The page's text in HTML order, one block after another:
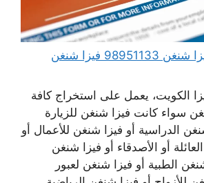
مكتب استخراج فيزا شنغن 98951133 فيزا شنغن
الكويت، يعمل على استخراج كافة
سواء كانت فيزا شنغن للزيارة
الدراسية أو فيزا شنغن للأعمال أو
أو الأصدقاء أو فيزا شنغن
الطبية أو فيزا شنغن لعبور